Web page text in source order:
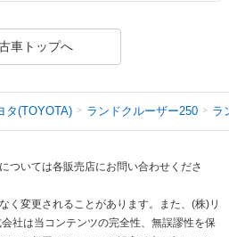
車トップへ
タ(TOYOTA) ランドクルーザー250 ラ
ついては各販売店にお問い合わせくださ
く変更されることがあります。また、(株)リ
社は当コンテンツの完全性、無誤謬性を保